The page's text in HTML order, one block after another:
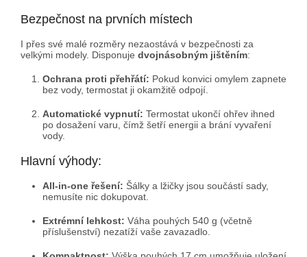
Bezpečnost na prvních místech
I přes své malé rozměry nezaostává v bezpečnosti za
velkými modely. Disponuje dvojnásobným jištěním:
Ochrana proti přehřátí: Pokud konvici omylem zapnete
bez vody, termostat ji okamžitě odpojí.
Automatické vypnutí: Termostat ukončí ohřev ihned
po dosažení varu, čímž šetří energii a brání vyvaření
vody.
Hlavní výhody:
All-in-one řešení: Šálky a lžičky jsou součástí sady,
nemusíte nic dokupovat.
Extrémní lehkost: Váha pouhých 540 g (včetně
příslušenství) nezatíží vaše zavazadlo.